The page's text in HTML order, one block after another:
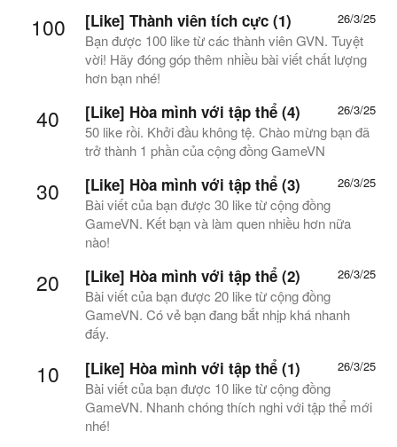
100 26/3/25
[Like] Thành viên tích cực (1)
Bạn được 100 like từ các thành viên GVN. Tuyệt
vời! Hãy đóng góp thêm nhiều bài viết chất lượng
hơn bạn nhé!
40 26/3/25
[Like] Hòa mình với tập thể (4)
50 like rồi. Khởi đầu không tệ. Chào mừng bạn đã
trở thành 1 phần của cộng đồng GameVN
30 26/3/25
[Like] Hòa mình với tập thể (3)
Bài viết của bạn được 30 like từ cộng đồng
GameVN. Kết bạn và làm quen nhiều hơn nữa
nào!
20 26/3/25
[Like] Hòa mình với tập thể (2)
Bài viết của bạn được 20 like từ cộng đồng
GameVN. Có vẻ bạn đang bắt nhịp khá nhanh
đấy.
10 26/3/25
[Like] Hòa mình với tập thể (1)
Bài viết của bạn được 10 like từ cộng đồng
GameVN. Nhanh chóng thích nghi với tập thể mới
nhé!